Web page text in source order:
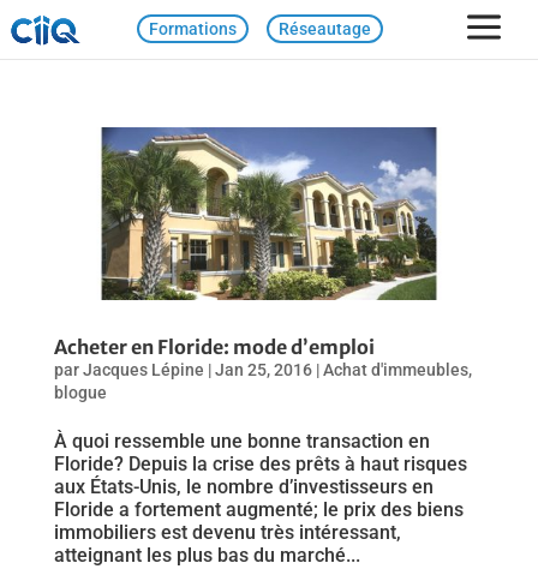
Formations Réseautage
Acheter en Floride: mode d’emploi
parJacques Lépine |Jan 25, 2016|Achat d'immeubles,
blogue
À quoi ressemble une bonne transaction en
Floride? Depuis la crise des prêts à haut risques
aux États-Unis, le nombre d’investisseurs en
Floride a fortement augmenté; le prix des biens
immobiliers est devenu très intéressant,
atteignant les plus bas du marché...